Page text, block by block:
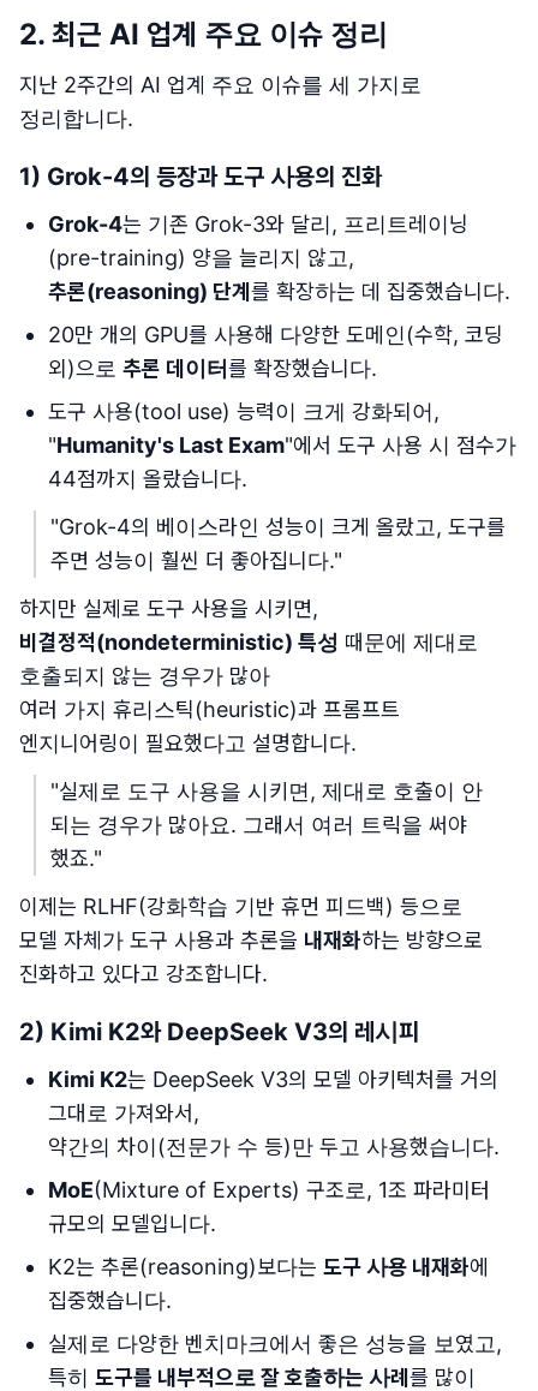
2. 최근 AI 업계 주요 이슈 정리
지난 2주간의 AI 업계 주요 이슈를 세 가지로
정리합니다.
1) Grok-4의 등장과 도구 사용의 진화
Grok-4는 기존 Grok-3와 달리, 프리트레이닝
(pre-training) 양을 늘리지 않고,
추론(reasoning) 단계 를 확장하는 데 집중했습니다.
20만 개의 GPU를 사용해 다양한 도메인(수학, 코딩
외)으로 추론 데이터를 확장했습니다.
도구 사용(tool use) 능력이 크게 강화되어,
"Humanity's Last Exam"에서 도구 사용 시 점수가
44점까지 올랐습니다.
"Grok-4의 베이스라인 성능이 크게 올랐고, 도구를
주면 성능이 훨씬 더 좋아집니다."
하지만 실제로 도구 사용을 시키면,
비결정적(nondeterministic) 특성 때문에 제대로
호출되지 않는 경우가 많아
여러 가지 휴리스틱(heuristic)과 프롬프트
엔지니어링이 필요했다고 설명합니다.
"실제로 도구 사용을 시키면, 제대로 호출이 안
되는 경우가 많아요. 그래서 여러 트릭을 써야
했죠."
이제는 RLHF(강화학습 기반 휴먼 피드백) 등으로
모델 자체가 도구 사용과 추론을 내재화하는 방향으로
진화하고 있다고 강조합니다.
2) Kimi K2와 DeepSeek V3의 레시피
Kimi K2는 DeepSeek V3의 모델 아키텍처를 거의
그대로 가져와서,
약간의 차이(전문가 수 등)만 두고 사용했습니다.
MoE(Mixture of Experts) 구조로, 1조 파라미터
규모의 모델입니다.
K2는 추론(reasoning)보다는 도구 사용 내재화에
집중했습니다.
실제로 다양한 벤치마크에서 좋은 성능을 보였고,
특히 도구를 내부적으로 잘 호출하는 사례 를 많이